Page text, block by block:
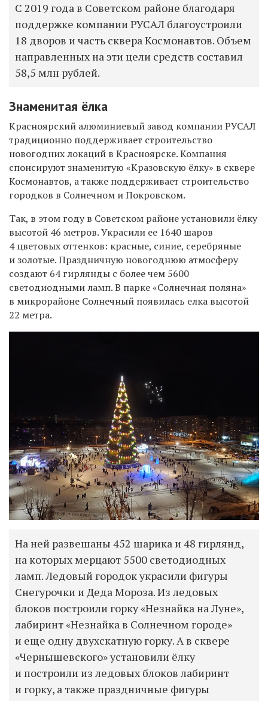
С 2019 года в Советском районе благодаря
поддержке компании РУСАЛ благоустроили
18 дворов и часть сквера Космонавтов. Объем
направленных на эти цели средств составил
58,5 млн рублей.
Знаменитая ёлка
Красноярский алюминиевый завод компании РУСАЛ
традиционно поддерживает строительство
новогодних локаций в Красноярске. Компания
спонсируют знаменитую «Кразовскую ёлку» в сквере
Космонавтов, а также поддерживает строительство
городков в Солнечном и Покровском.
Так, в этом году в Советском районе установили ёлку
высотой 46 метров. Украсили ее 1640 шаров
4 цветовых оттенков: красные, синие, серебряные
и золотые. Праздничную новогоднюю атмосферу
создают 64 гирлянды с более чем 5600
светодиодными ламп. В парке «Солнечная поляна»
в микрорайоне Солнечный появилась елка высотой
22 метра.
На ней развешаны 452 шарика и 48 гирлянд,
на которых мерцают 5500 светодиодных
ламп. Ледовый городок украсили фигуры
Снегурочки и Деда Мороза. Из ледовых
блоков построили горку «Незнайка на Луне»,
лабиринт «Незнайка в Солнечном городе»
и еще одну двухскатную горку. А в сквере
«Чернышевского» установили ёлку
и построили из ледовых блоков лабиринт
и горку, а также праздничные фигуры